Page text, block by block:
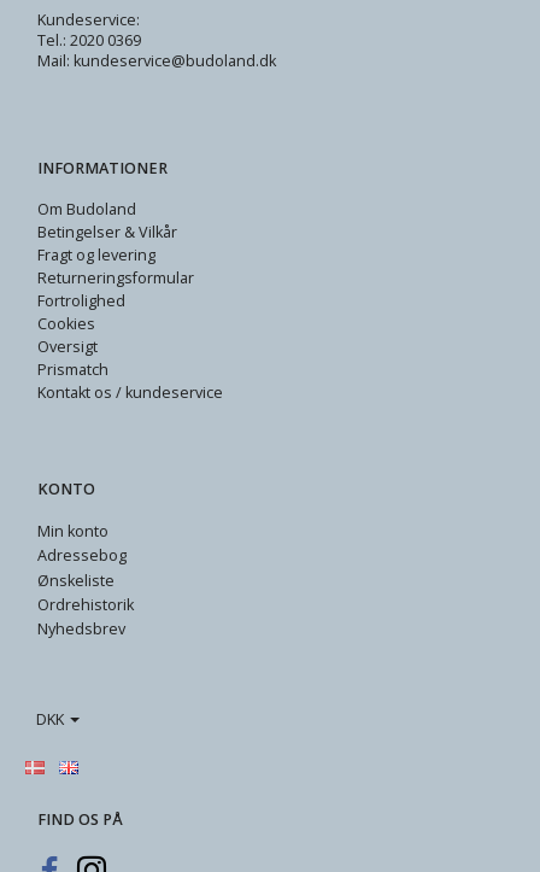
Kundeservice:
Tel.: 2020 0369
Mail: kundeservice@budoland.dk
INFORMATIONER
Om Budoland
Betingelser & Vilkår
Fragt og levering
Returneringsformular
Fortrolighed
Cookies
Oversigt
Prismatch
Kontakt os / kundeservice
KONTO
Min konto
Adressebog
Ønskeliste
Ordrehistorik
Nyhedsbrev
DKK
FIND OS PÅ